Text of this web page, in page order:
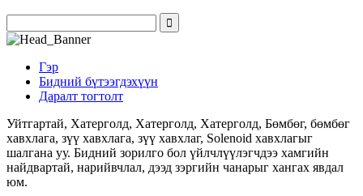
Гэр
Бидний бүтээгдэхүүн
Даралт тогтолт
Уйтгартай, Хатерголд, Хатерголд, Хатерголд, Бөмбөг, бөмбөг
хавхлага, зүү хавхлага, зүү хавхлаг, Solenoid хавхлагыг
шалгана уу. Бидний зорилго бол үйлчлүүлэгчдээ хамгийн
найдвартай, нарийвчлал, дээд зэргийн чанарыг хангах явдал
юм.